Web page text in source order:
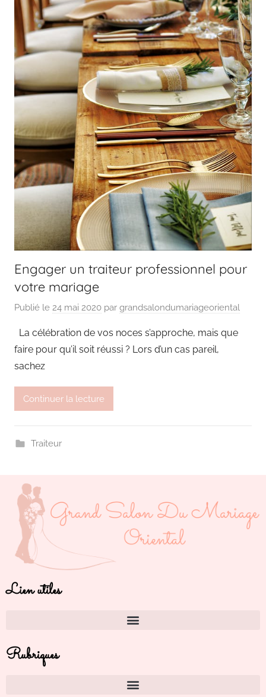
Engager un traiteur professionnel pour
votre mariage
Publié le 24 mai 2020 par grandsalondumariageoriental
La célébration de vos noces s’approche, mais que
faire pour qu’il soit réussi ? Lors d’un cas pareil,
sachez
Continuer la lecture
Traiteur
Lien utiles
Rubriques